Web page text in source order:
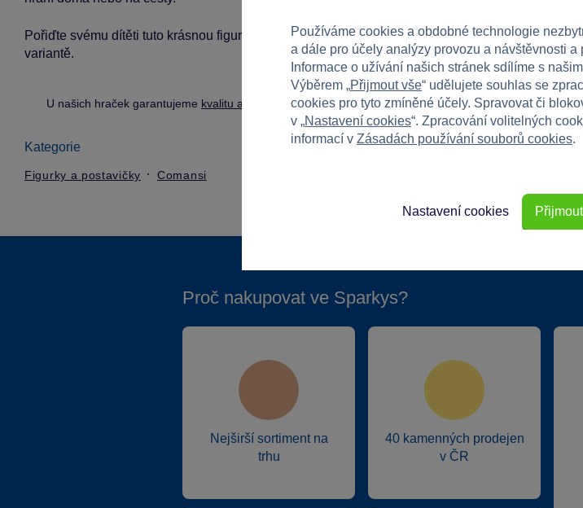
Pořiďte svému dítěti tuto krásnou figurku Sonic a podpořte jeho kreativitu! Dodává se v náhodné
variantě.
U našich hraček garantujeme kvalitu a bezpečnost.
Kategorie
Figurky a postavičky Comansi
Proč nakupovat ve Sparkys?
Nejširší sortiment na
trhu
40 kamenných prodejen
v ČR
Používáme cookies a obdobné technologie
a dále pro účely analýzy provozu a návštěvnosti
Informace o užívání našich stránek sdílíme s
Výběrem „Přijmout vše“ udělujete souhlas se
cookies pro tyto zmíněné účely. Spravovat či
v „Nastavení cookies“. Zpracování volitelných
informací v Zásadách používání souborů cookies.
Nastavení cookies